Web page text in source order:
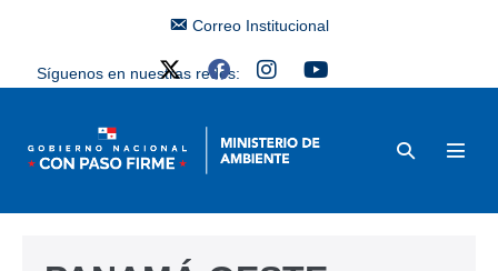
Correo Institucional
Síguenos en nuestras redes: